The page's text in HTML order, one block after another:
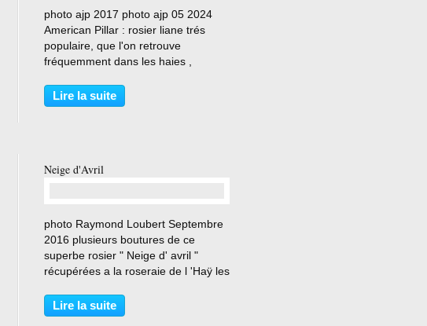
photo ajp 2017 photo ajp 05 2024
American Pillar : rosier liane trés
populaire, que l'on retrouve
fréquemment dans les haies ,
Van Fleet de 1902 . On peut
l'admirer à la roseraie du Val de
Lire la suite
Neige d'Avril
photo Raymond Loubert Septembre
2016 plusieurs boutures de ce
superbe rosier " Neige d' avril "
récupérées a la roseraie de l 'Haÿ les
issue de ces boutures rejoint la
roseraie du chemin , un autre est
Lire la suite